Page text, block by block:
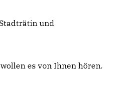
und
es von Ihnen hören.